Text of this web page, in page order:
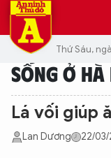
Thứ Sáu,
SỐNG Ở HÀ
Lá vối giúp
Lan Dương 22/03/